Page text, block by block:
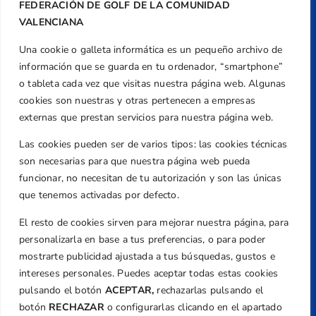
FEDERACIÓN DE GOLF DE LA COMUNIDAD
VALENCIANA
Una cookie o galleta informática es un pequeño archivo de
información que se guarda en tu ordenador, “smartphone”
o tableta cada vez que visitas nuestra página web. Algunas
cookies son nuestras y otras pertenecen a empresas
externas que prestan servicios para nuestra página web.
Las cookies pueden ser de varios tipos: las cookies técnicas
son necesarias para que nuestra página web pueda
funcionar, no necesitan de tu autorización y son las únicas
que tenemos activadas por defecto.
El resto de cookies sirven para mejorar nuestra página, para
personalizarla en base a tus preferencias, o para poder
mostrarte publicidad ajustada a tus búsquedas, gustos e
intereses personales. Puedes aceptar todas estas cookies
pulsando el botón ACEPTAR, rechazarlas pulsando el
botón RECHAZARo configurarlas clicando en el apartado
Dirección
Centre de L´Esport, Carrer d'Isaac Peral i
Caballero, Nº 5, Despachos 2 y 3, 46980,
Valencia
+34 961 367 799
Email
federacion@golfcv.com
Aviso Legal
Política de Privacidad
Transparencia
Normativa